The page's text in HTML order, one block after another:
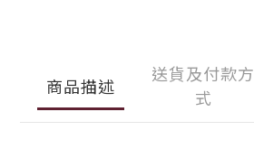
商品描述
送貨及付款方
式